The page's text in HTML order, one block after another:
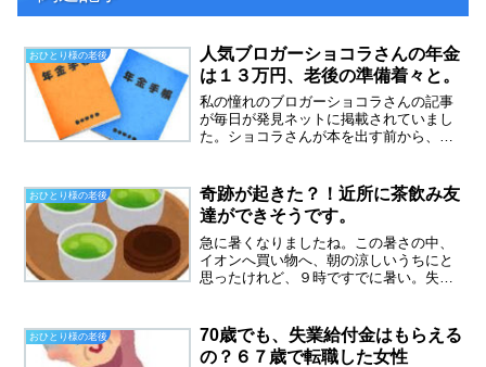
おひとり様の老後
人気ブロガーショコラさんの年金
は１３万円、老後の準備着々と。
私の憧れのブロガーショコラさんの記事
が毎日が発見ネットに掲載されていまし
た。ショコラさんが本を出す前から、フ
ています。今回の記事では年金が満額受
給できる６５歳になった今...
おひとり様の老後
奇跡が起きた？！近所に茶飲み友
達ができそうです。
急に暑くなりましたね。この暑さの中、
イオンへ買い物へ、朝の涼しいうちにと
思ったけれど、９時ですでに暑い。失敗
は、教会の仲間でした。でも、近所には
いないんです。礼拝の後に...
おひとり様の老後
70歳でも、失業給付金はもらえる
の？６７歳で転職した女性